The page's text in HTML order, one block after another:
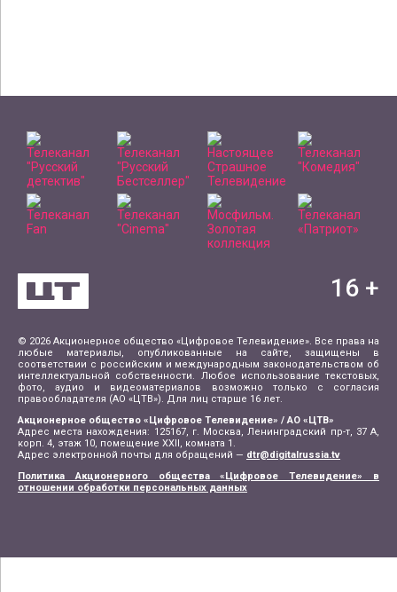
© 2026 Акционерное общество «Цифровое Телевидение». Все права на
любые материалы, опубликованные на сайте, защищены в
соответствии с российским и международным законодательством об
интеллектуальной собственности. Любое использование текстовых,
фото, аудио и видеоматериалов возможно только с согласия
правообладателя (АО «ЦТВ»). Для лиц старше 16 лет.
Акционерное общество «Цифровое Телевидение» / АО «ЦТВ»
Адрес места нахождения: 125167, г. Москва, Ленинградский пр-т, 37 А,
корп. 4, этаж 10, помещение XXII, комната 1.
Адрес электронной почты для обращений — dtr@digitalrussia.tv
Политика Акционерного общества «Цифровое Телевидение» в
отношении обработки персональных данных
16 +